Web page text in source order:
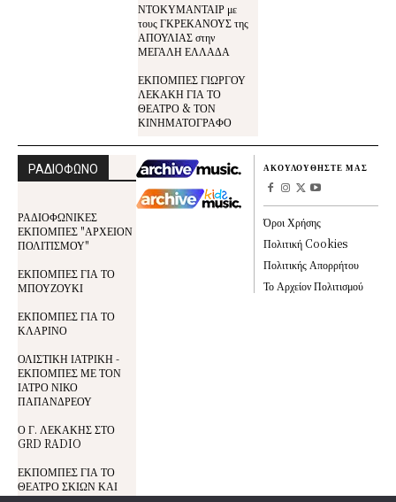
ΝΤΟΚΥΜΑΝΤΑΙΡ με
τους ΓΚΡΕΚΑΝΟΥΣ της
ΑΠΟΥΛΙΑΣ στην
ΜΕΓΑΛΗ ΕΛΛΑΔΑ
ΕΚΠΟΜΠΕΣ ΓΙΩΡΓΟΥ
ΛΕΚΑΚΗ ΓΙΑ ΤΟ
ΘΕΑΤΡΟ & ΤΟΝ
ΚΙΝΗΜΑΤΟΓΡΑΦΟ
ΡΑΔΙΟΦΩΝΟ
ΡΑΔΙΟΦΩΝΙΚΕΣ
ΕΚΠΟΜΠΕΣ "ΑΡΧΕΙΟΝ
ΠΟΛΙΤΙΣΜΟΥ"
ΕΚΠΟΜΠΕΣ ΓΙΑ ΤΟ
ΜΠΟΥΖΟΥΚΙ
ΕΚΠΟΜΠΕΣ ΓΙΑ ΤΟ
ΚΛΑΡΙΝΟ
ΟΛΙΣΤΙΚΗ ΙΑΤΡΙΚΗ -
ΕΚΠΟΜΠΕΣ ΜΕ ΤΟΝ
ΙΑΤΡΟ ΝΙΚΟ
ΠΑΠΑΝΔΡΕΟΥ
Ο Γ. ΛΕΚΑΚΗΣ ΣΤΟ
GRD RADIO
ΕΚΠΟΜΠΕΣ ΓΙΑ ΤΟ
ΘΕΑΤΡΟ ΣΚΙΩΝ ΚΑΙ
ΑΚΟΥΛΟΥΘΗΣΤΕ ΜΑΣ
Όροι Χρήσης
Πολιτική Cookies
Πολιτικής Απορρήτου
Το Αρχείον Πολιτισμού